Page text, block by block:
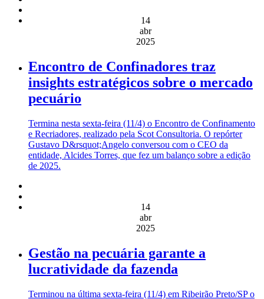
14
abr
2025
Encontro de Confinadores traz
insights estratégicos sobre o mercado
pecuário
Termina nesta sexta-feira (11/4) o Encontro de Confinamento
e Recriadores, realizado pela Scot Consultoria. O repórter
Gustavo D&rsquot;Angelo conversou com o CEO da
entidade, Alcides Torres, que fez um balanço sobre a edição
de 2025.
14
abr
2025
Gestão na pecuária garante a
lucratividade da fazenda
Terminou na última sexta-feira (11/4) em Ribeirão Preto/SP o